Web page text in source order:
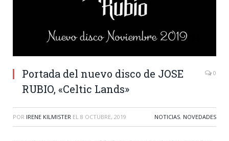
Portada del nuevo disco de JOSE
RUBIO, «Celtic Lands»
0
POR IRENE KILMISTER EL 8 OCTUBRE, 2019 NOTICIAS, NOVEDADES